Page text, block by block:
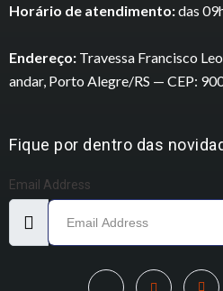
Horário de atendimento:das
Endereço: Travessa Francisco
andar, Porto Alegre/RS — CEP:
Fique por dentro das
Email Address